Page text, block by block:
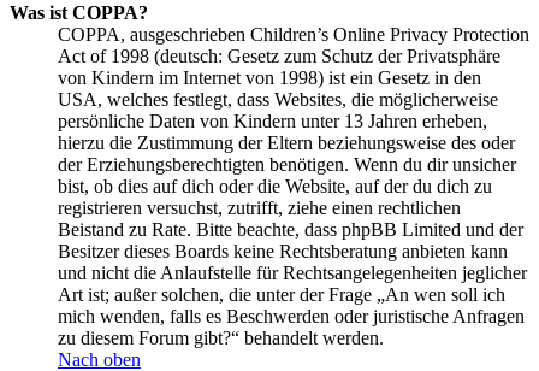
Was ist COPPA?
COPPA, ausgeschrieben Children’s Online Privacy Protection
Act of 1998 (deutsch: Gesetz zum Schutz der Privatsphäre
von Kindern im Internet von 1998) ist ein Gesetz in den
USA, welches festlegt, dass Websites, die möglicherweise
persönliche Daten von Kindern unter 13 Jahren erheben,
hierzu die Zustimmung der Eltern beziehungsweise des oder
der Erziehungsberechtigten benötigen. Wenn du dir unsicher
bist, ob dies auf dich oder die Website, auf der du dich zu
registrieren versuchst, zutrifft, ziehe einen rechtlichen
Beistand zu Rate. Bitte beachte, dass phpBB Limited und der
Besitzer dieses Boards keine Rechtsberatung anbieten kann
und nicht die Anlaufstelle für Rechtsangelegenheiten jeglicher
Art ist; außer solchen, die unter der Frage „An wen soll ich
mich wenden, falls es Beschwerden oder juristische Anfragen
zu diesem Forum gibt?“ behandelt werden.
Nach oben